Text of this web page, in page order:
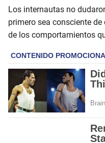
Los internautas no
primero sea consciente
de los comportamientos